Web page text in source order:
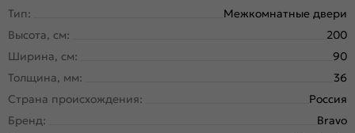
Тип:
Межкомнатные двери
Высота, см:
200
Ширина, см:
90
Толщина, мм:
36
Страна происхождения:
Россия
Бренд:
Bravo